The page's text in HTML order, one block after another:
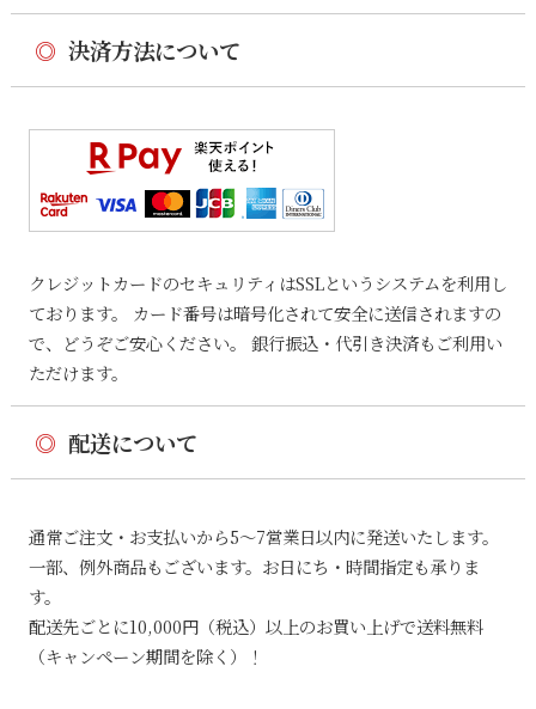
◎ 決済方法について
クレジットカードのセキュリティはSSLというシステムを利用し
ております。 カード番号は暗号化されて安全に送信されますの
で、どうぞご安心ください。 銀行振込・代引き決済もご利用い
ただけます。
◎ 配送について
通常ご注文・お支払いから5〜7営業日以内に発送いたします。
一部、例外商品もございます。お日にち・時間指定も承りま
す。
配送先ごとに10,000円（税込）以上のお買い上げで送料無料
（キャンペーン期間を除く）！